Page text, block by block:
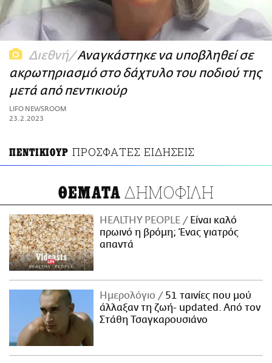
ΑΜΠΑ
PRINT
Διεθνή Αναγκάστηκε να υποβληθεί σε
ακρωτηριασμό στο δάχτυλο του ποδιού της
μετά από πεντικιούρ
LIFO NEWSROOM
23.2.2023
ΠΕΝΤΙΚΙΟΥΡ ΠΡΟΣΦΑΤΕΣ ΕΙΔΗΣΕΙΣ
ΘΕΜΑΤΑ ΔΗΜΟΦΙΛΗ
HEALTHY PEOPLE
Είναι καλό
πρωινό η βρόμη; Ένας γιατρός
απαντά
Ημερολόγιο
51 ταινίες που μού
άλλαξαν τη ζωή- updated. Aπό τον
Στάθη Τσαγκαρουσιάνο